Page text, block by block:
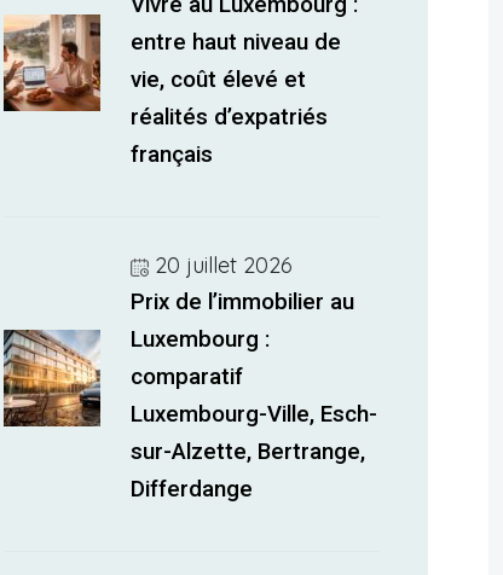
entre haut niveau de
vie, coût élevé et
réalités d’expatriés
français
20 juillet 2026
Prix de l’immobilier au
Luxembourg :
comparatif
Luxembourg-Ville, Esch-
sur-Alzette, Bertrange,
Differdange